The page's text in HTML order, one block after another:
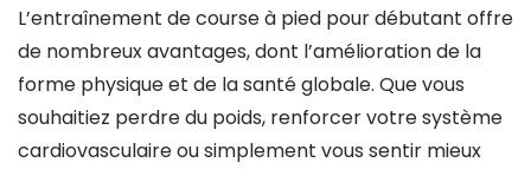
L’entraînement de course à pied pour débutant offre
de nombreux avantages, dont l’amélioration de la
forme physique et de la santé globale. Que vous
souhaitiez perdre du poids, renforcer votre système
cardiovasculaire ou simplement vous sentir mieux